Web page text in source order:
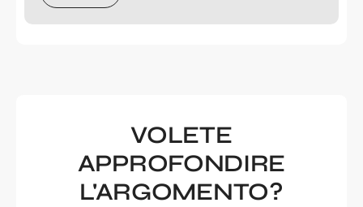
VOLETE
APPROFONDIRE
L'ARGOMENTO?